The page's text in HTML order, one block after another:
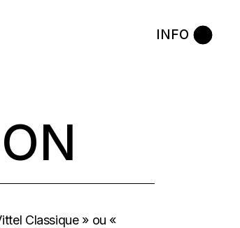
INFO
Classique » ou «